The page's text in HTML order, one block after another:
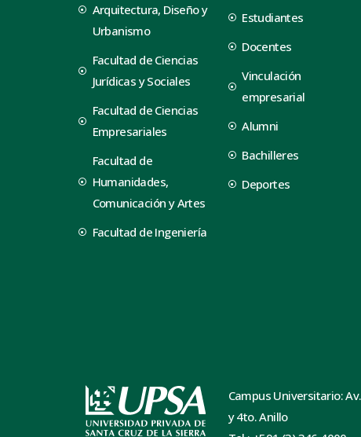
Arquitectura, Diseño y
Urbanismo
Facultad de Ciencias
Jurídicas y Sociales
Facultad de Ciencias
Empresariales
Facultad de
Humanidades,
Comunicación y Artes
Facultad de Ingeniería
Estudiantes
Docentes
Vinculación
empresarial
Alumni
Bachilleres
Deportes
Campus Universitario:
y 4to. Anillo